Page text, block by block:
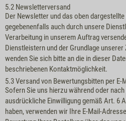
5.2 Newsletterversand
Der Newsletter und das oben
gegebenenfalls auch durch unsere
Verarbeitung in unserem Auftrag
Dienstleistern und der Grundlage
wenden Sie sich bitte an die in dieser
beschriebenen Kontaktmöglichkeit.
5.3 Versand von Bewertungsbitten per E-
Sofern Sie uns hierzu während oder
ausdrückliche Einwilligung gemäß Art. 6
haben, verwenden wir Ihre E-Mail-